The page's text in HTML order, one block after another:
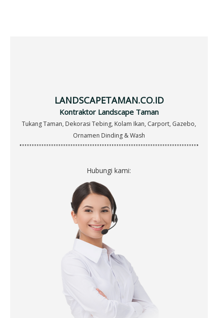
LANDSCAPETAMAN.CO.ID
Kontraktor Landscape Taman
Tukang Taman, Dekorasi Tebing, Kolam Ikan, Carport, Gazebo,
Ornamen Dinding & Wash
Hubungi kami: